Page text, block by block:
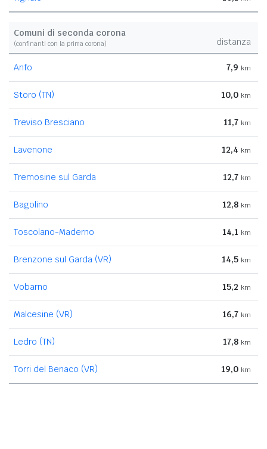
Comuni di seconda corona
(confinanti con la prima corona) distanza
Anfo 7,9 km
Storo (TN) 10,0 km
Treviso Bresciano 11,7 km
Lavenone 12,4 km
Tremosine sul Garda 12,7 km
Bagolino 12,8 km
Toscolano-Maderno 14,1 km
Brenzone sul Garda (VR) 14,5 km
Vobarno 15,2 km
Malcesine (VR) 16,7 km
Ledro (TN) 17,8 km
Torri del Benaco (VR) 19,0 km